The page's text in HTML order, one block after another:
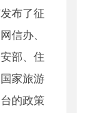
布了征
信办、
部、住
家旅游
的政策